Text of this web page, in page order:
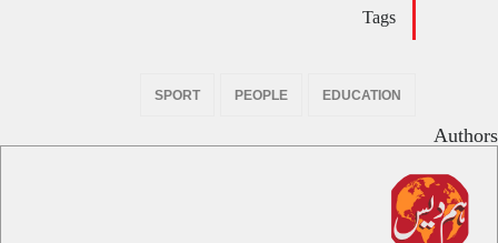
Tags
EDUCATION
PEOPLE
SPORT
Authors